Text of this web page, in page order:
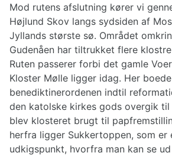
Mod rutens afslutning kører vi
Højlund Skov langs sydsiden af
Jyllands største sø. Området
Gudenåen har tiltrukket flere
Ruten passerer forbi det gamle
Kloster Mølle ligger idag. Her boede
benediktinerordenen indtil
den katolske kirkes gods overgik til
blev klosteret brugt til
herfra ligger Sukkertoppen, som er
udkigspunkt, hvorfra man kan se